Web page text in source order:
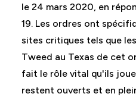
le 24 mars 2020, en
19. Les ordres ont
sites critiques tels que
Tweed au Texas de cet
fait le rôle vital qu'ils
restent ouverts et en